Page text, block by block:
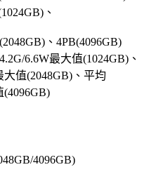
、
、4PB(4096GB)
6.6W最大值(1024GB)、
大值(2048GB)、平均
(4096GB)
4096GB)